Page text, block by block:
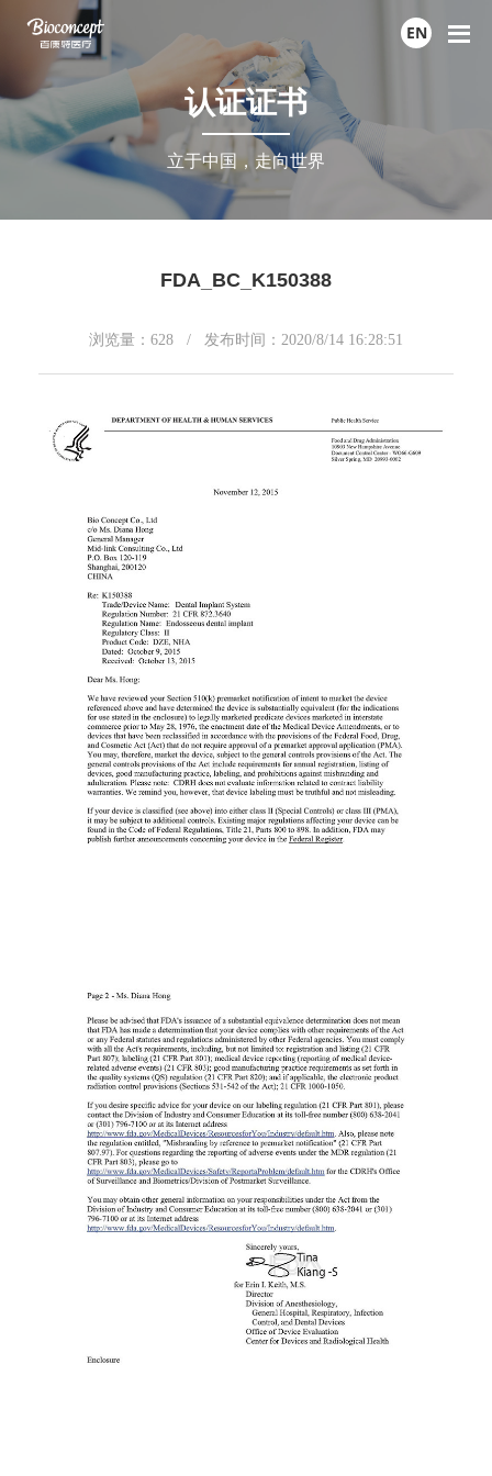
EN
认证证书
立于中国，走向世界
FDA_BC_K150388
浏览量： 628 / 发布时间：2020/8/14 16:28:51